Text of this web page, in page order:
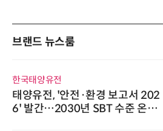
브랜드 뉴스룸
한국태양유전
태양유전, '안전·환경 보고서 202
6' 발간…2030년 SBT 수준 온실